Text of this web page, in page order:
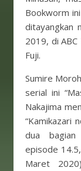
Bookworm
ditayangkan
2019, di
Fuji.
Sumire
serial ini
Nakajima
“Kamikazari
dua
episode
Maret